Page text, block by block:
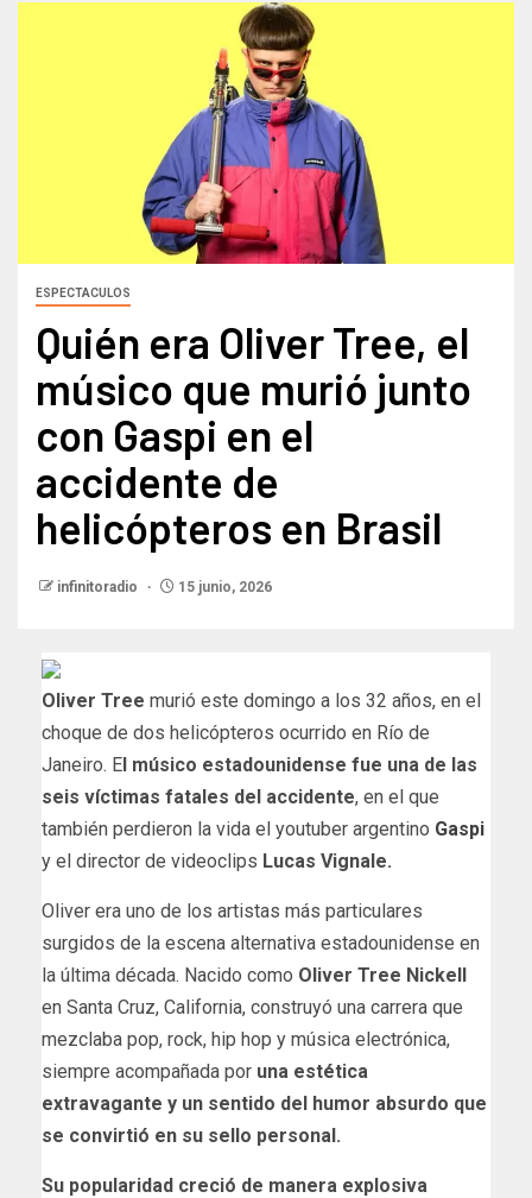
ESPECTACULOS
Quién era Oliver Tree, el
músico que murió junto
con Gaspi en el
accidente de
helicópteros en Brasil
infinitoradio 15 junio, 2026
Oliver Tree murió este domingo a los 32 años, en el
choque de dos helicópteros ocurrido en Río de
Janeiro. El músico estadounidense fue una de las
seis víctimas fatales del accidente, en el que
también perdieron la vida el youtuber argentino Gaspi
y el director de videoclips Lucas Vignale.
Oliver era uno de los artistas más particulares
surgidos de la escena alternativa estadounidense en
la última década. Nacido como Oliver Tree Nickell
en Santa Cruz, California, construyó una carrera que
mezclaba pop, rock, hip hop y música electrónica,
siempre acompañada por una estética
extravagante y un sentido del humor absurdo que
se convirtió en su sello personal.
Su popularidad creció de manera explosiva